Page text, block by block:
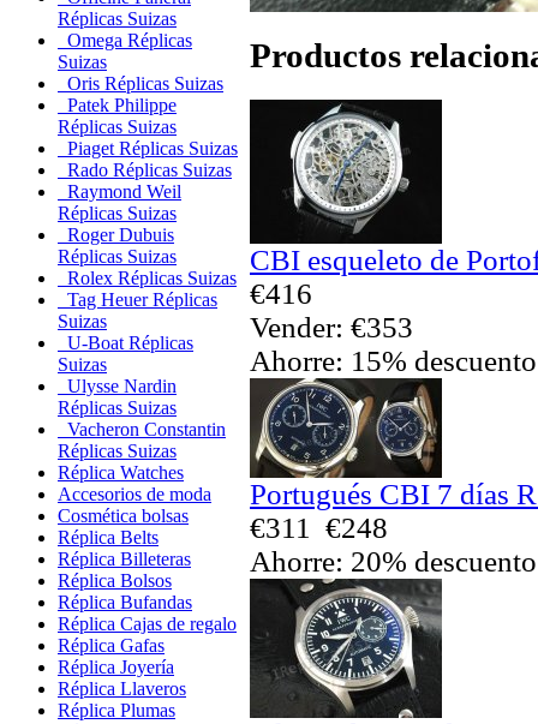
Réplicas Suizas
Omega Réplicas
Suizas
Oris Réplicas Suizas
Patek Philippe
Réplicas Suizas
Piaget Réplicas Suizas
Rado Réplicas Suizas
Raymond Weil
Réplicas Suizas
Roger Dubuis
Réplicas Suizas
Rolex Réplicas Suizas
Tag Heuer Réplicas
Suizas
U-Boat Réplicas
Suizas
Ulysse Nardin
Réplicas Suizas
Vacheron Constantin
Réplicas Suizas
Réplica Watches
Accesorios de moda
Cosmética bolsas
Réplica Belts
Réplica Billeteras
Réplica Bolsos
Réplica Bufandas
Réplica Cajas de regalo
Réplica Gafas
Réplica Joyería
Réplica Llaveros
Réplica Plumas
Productos
CBI esqueleto de
€416
Vender: €353
Ahorre: 15% descuento
Portugués CBI 7 días
€311
€248
Ahorre: 20% descuento